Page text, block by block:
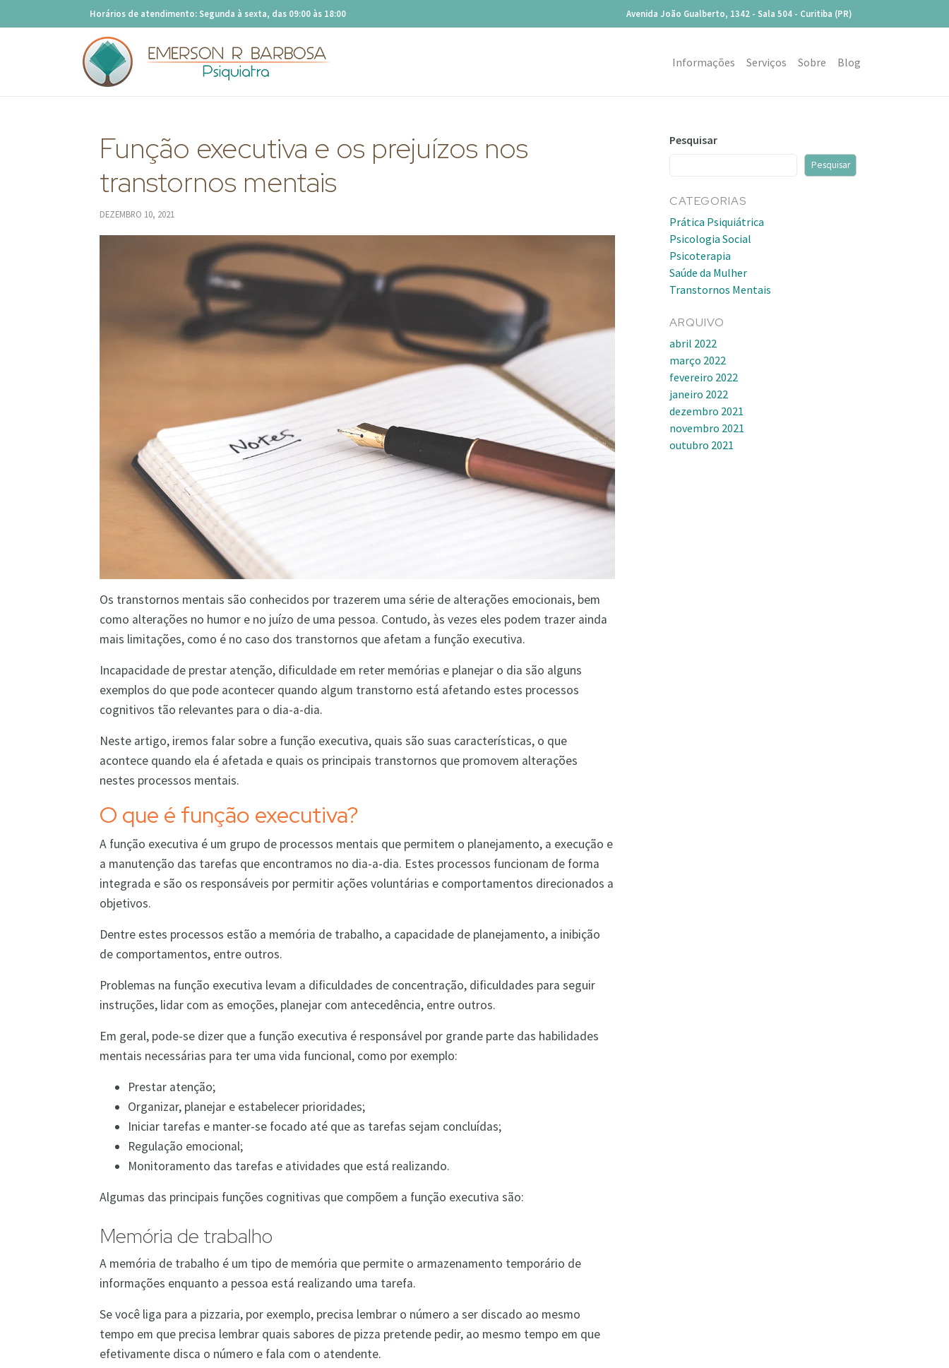
Horários de atendimento: Segunda à sexta, das 09:00 às 18:00 Avenida João Gualberto, 1342 - Sala 504 - Curitiba (PR)
Informações Serviços Sobre Blog
Função executiva e os prejuízos nos
transtornos mentais
DEZEMBRO 10, 2021
Os transtornos mentais são conhecidos por trazerem uma série de alterações emocionais, bem
como alterações no humor e no juízo de uma pessoa. Contudo, às vezes eles podem trazer ainda
mais limitações, como é no caso dos transtornos que afetam a função executiva.
Incapacidade de prestar atenção, dificuldade em reter memórias e planejar o dia são alguns
exemplos do que pode acontecer quando algum transtorno está afetando estes processos
cognitivos tão relevantes para o dia-a-dia.
Neste artigo, iremos falar sobre a função executiva, quais são suas características, o que
acontece quando ela é afetada e quais os principais transtornos que promovem alterações
nestes processos mentais.
O que é função executiva?
A função executiva é um grupo de processos mentais que permitem o planejamento, a execução e
a manutenção das tarefas que encontramos no dia-a-dia. Estes processos funcionam de forma
integrada e são os responsáveis por permitir ações voluntárias e comportamentos direcionados a
objetivos.
Dentre estes processos estão a memória de trabalho, a capacidade de planejamento, a inibição
de comportamentos, entre outros.
Problemas na função executiva levam a dificuldades de concentração, dificuldades para seguir
instruções, lidar com as emoções, planejar com antecedência, entre outros.
Em geral, pode-se dizer que a função executiva é responsável por grande parte das habilidades
mentais necessárias para ter uma vida funcional, como por exemplo:
Prestar atenção;
Organizar, planejar e estabelecer prioridades;
Iniciar tarefas e manter-se focado até que as tarefas sejam concluídas;
Regulação emocional;
Monitoramento das tarefas e atividades que está realizando.
Algumas das principais funções cognitivas que compõem a função executiva são:
Memória de trabalho
A memória de trabalho é um tipo de memória que permite o armazenamento temporário de
informações enquanto a pessoa está realizando uma tarefa.
Se você liga para a pizzaria, por exemplo, precisa lembrar o número a ser discado ao mesmo
tempo em que precisa lembrar quais sabores de pizza pretende pedir, ao mesmo tempo em que
efetivamente disca o número e fala com o atendente.
Pesquisar
Pesquisar
CATEGORIAS
Prática Psiquiátrica
Psicologia Social
Psicoterapia
Saúde da Mulher
Transtornos Mentais
ARQUIVO
abril 2022
março 2022
fevereiro 2022
janeiro 2022
dezembro 2021
novembro 2021
outubro 2021